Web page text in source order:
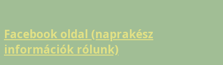
Facebook oldal (naprakész
információk rólunk)